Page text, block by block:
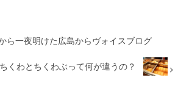
ら一夜明けた広島からヴォイスブログ
ちくわとちくわぶって何が違うの？